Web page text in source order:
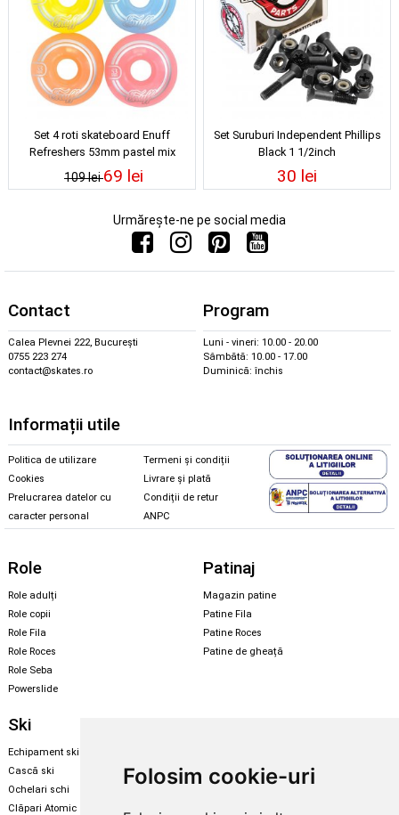
Folosim cookie-uri
Set 4 roti skateboard Enuff
Refreshers 53mm pastel mix
109 lei69 lei
Set Suruburi Independent Phillips
Black 1 1/2inch
30 lei
Urmărește-ne pe social media
Contact
Calea Plevnei 222, București
0755 223 274
contact@skates.ro
Program
Luni - vineri: 10.00 - 20.00
Sâmbătă: 10.00 - 17.00
Duminică: închis
Informații utile
Politica de utilizare
Cookies
Prelucrarea datelor cu
caracter personal
Termeni și condiții
Livrare și plată
Condiții de retur
ANPC
Role
Role adulți
Role copii
Role Fila
Role Roces
Role Seba
Powerslide
Patinaj
Magazin patine
Patine Fila
Patine Roces
Patine de gheață
Ski
Echipament ski
Cască ski
Ochelari schi
Clăpari Atomic
Echipament snowboard